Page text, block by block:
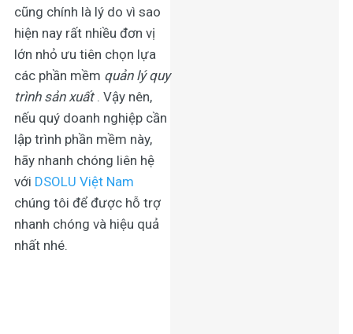
cũng chính là lý do vì sao
hiện nay rất nhiều đơn vị
lớn nhỏ ưu tiên chọn lựa
các phần mềm quản lý quy
trình sản xuất . Vậy nên,
nếu quý doanh nghiệp cần
lập trình phần mềm này,
hãy nhanh chóng liên hệ
với DSOLU Việt Nam
chúng tôi để được hỗ trợ
nhanh chóng và hiệu quả
nhất nhé.